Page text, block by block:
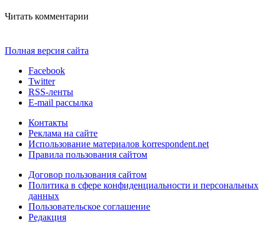
Читать комментарии
Полная версия сайта
Facebook
Twitter
RSS-ленты
E-mail рассылка
Контакты
Реклама на сайте
Использование материалов korrespondent.net
Правила пользования сайтом
Договор пользования сайтом
Политика в сфере конфиденциальности и персональных
данных
Пользовательское соглашение
Редакция